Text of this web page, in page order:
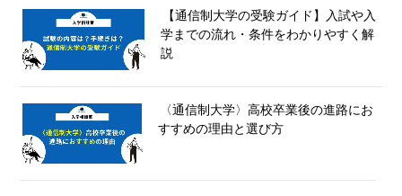
【通信制大学の受験ガイド】入試や入
学までの流れ・条件をわかりやすく解
説
〈通信制大学〉高校卒業後の進路にお
すすめの理由と選び方